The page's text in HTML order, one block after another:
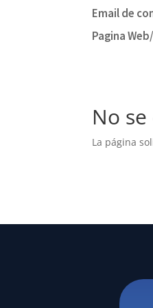
Email de
Pagina
No
La página